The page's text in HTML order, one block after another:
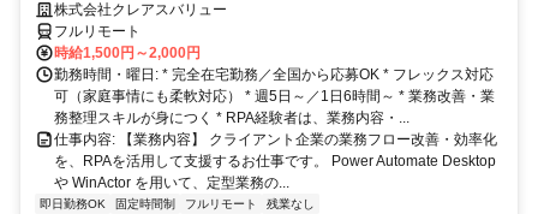
る在宅ワーク｜週5日・1日6時間～
株式会社クレアスバリュー
フルリモート
時給1,500円～2,000円
勤務時間・曜日: * 完全在宅勤務／全国から応募OK * フレックス対応
可（家庭事情にも柔軟対応） * 週5日～／1日6時間～ * 業務改善・業
務整理スキルが身につく * RPA経験者は、業務内容・...
仕事内容: 【業務内容】 クライアント企業の業務フロー改善・効率化
を、RPAを活用して支援するお仕事です。 Power Automate Desktop
や WinActor を用いて、定型業務の...
即日勤務OK 固定時間制 フルリモート 残業なし